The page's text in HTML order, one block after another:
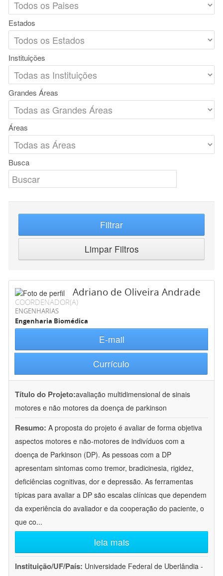
Estados
Instituições
Grandes Áreas
Áreas
Busca
Filtrar
Limpar Filtros
Adriano de Oliveira Andrade
COORDENADOR(A)
ENGENHARIAS
Engenharia Biomédica
E-mail
Currículo
Título do Projeto:avaliação multidimensional de sinais
motores e não motores da doença de parkinson
Resumo: A proposta do projeto é avaliar de forma objetiva
aspectos motores e não-motores de indivíduos com a
doença de Parkinson (DP). As pessoas com a DP
apresentam sintomas como tremor, bradicinesia, rigidez,
deficiências cognitivas, dor e depressão. As ferramentas
típicas para avaliar a DP são escalas clínicas que dependem
da experiência do avaliador e da cooperação do paciente, o
que co...
leia mais
Instituição/UF/País: Universidade Federal de Uberlândia -